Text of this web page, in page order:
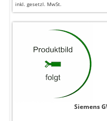
inkl. gesetzl. MwSt.
Siemens